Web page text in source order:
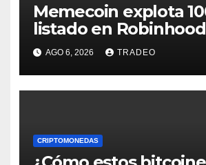
Memecoin explota
listado en
los detalles
AGO 6, 2026 TRADEO
CRIPTOMONEDAS